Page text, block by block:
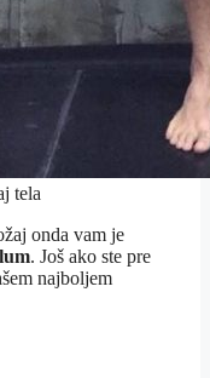
tela
onda vam je
. Još ako ste pre
najboljem